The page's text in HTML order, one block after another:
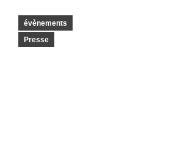
évènements
Presse